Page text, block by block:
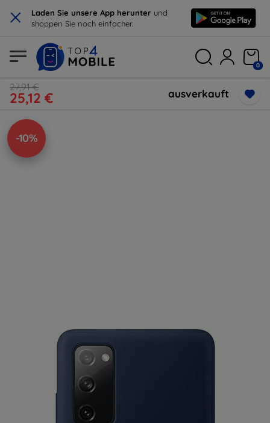
× Laden Sie unsere App herunter und
shoppen Sie noch einfacher.
0
27,91 €
25,12 € ausverkauft
-10%